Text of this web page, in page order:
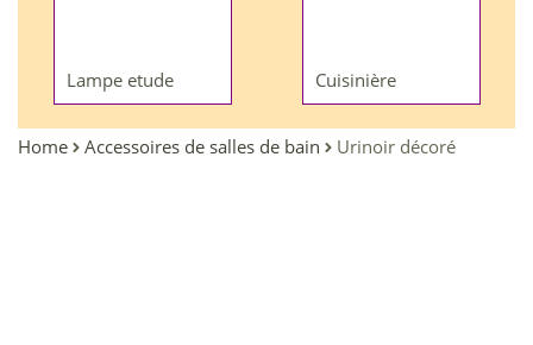
Lampe etude Cuisinière
Home Accessoires de salles de bain Urinoir décoré